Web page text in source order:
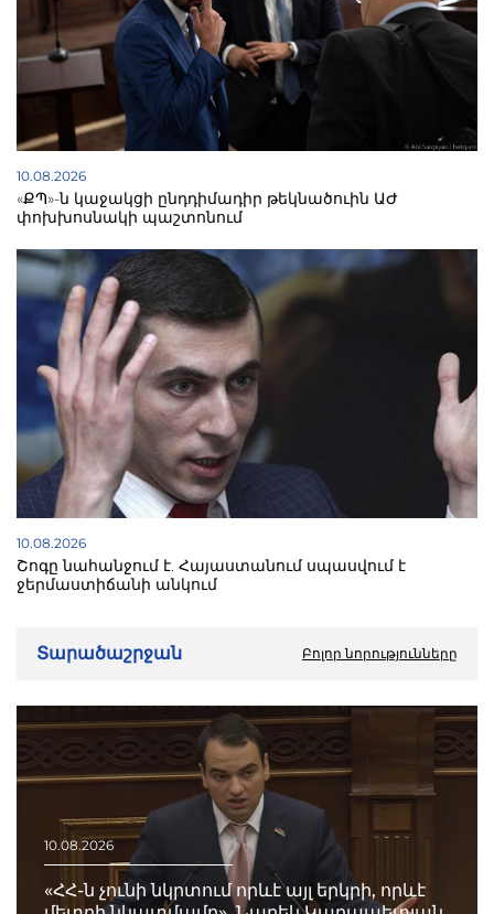
10.08.2026
«ՔՊ»-ն կաջակցի ընդդիմադիր թեկնածուին ԱԺ
փոխխոսնակի պաշտոնում
10.08.2026
Շոգը նահանջում է. Հայաստանում սպասվում է
ջերմաստիճանի անկում
Տարածաշրջան Բոլոր նորությունները
10.08.2026
«ՀՀ-ն չունի նկրտում որևէ այլ երկրի, որևէ